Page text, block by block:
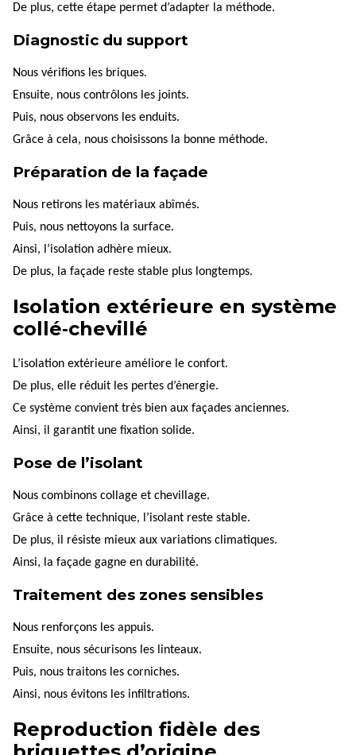
De plus, cette étape permet d’adapter la méthode.
Diagnostic du support
Nous vérifions les briques.
Ensuite, nous contrôlons les joints.
Puis, nous observons les enduits.
Grâce à cela, nous choisissons la bonne méthode.
Préparation de la façade
Nous retirons les matériaux abîmés.
Puis, nous nettoyons la surface.
Ainsi, l’isolation adhère mieux.
De plus, la façade reste stable plus longtemps.
Isolation extérieure en système
collé‑chevillé
L’isolation extérieure améliore le confort.
De plus, elle réduit les pertes d’énergie.
Ce système convient très bien aux façades anciennes.
Ainsi, il garantit une fixation solide.
Pose de l’isolant
Nous combinons collage et chevillage.
Grâce à cette technique, l’isolant reste stable.
De plus, il résiste mieux aux variations climatiques.
Ainsi, la façade gagne en durabilité.
Traitement des zones sensibles
Nous renforçons les appuis.
Ensuite, nous sécurisons les linteaux.
Puis, nous traitons les corniches.
Ainsi, nous évitons les infiltrations.
Reproduction fidèle des